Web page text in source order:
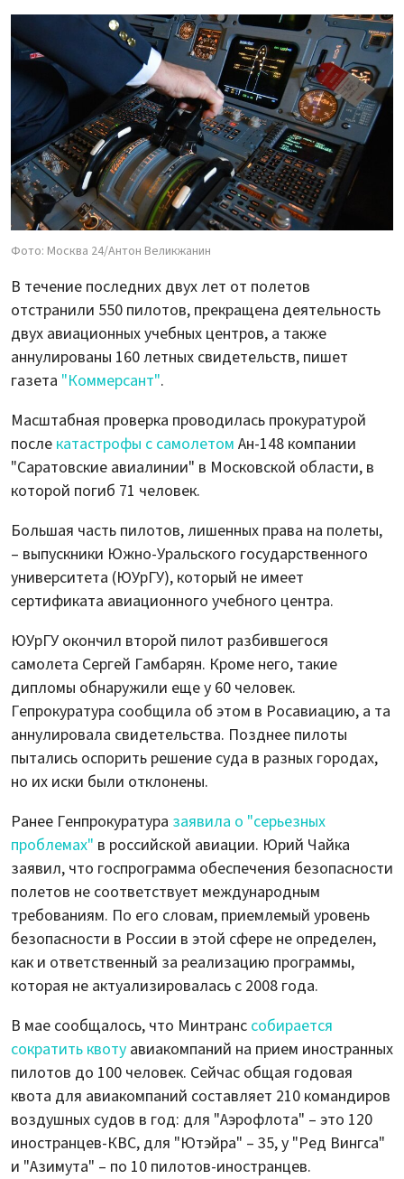
Фото: Москва 24/Антон Великжанин
В течение последних двух лет от полетов
отстранили 550 пилотов, прекращена деятельность
двух авиационных учебных центров, а также
аннулированы 160 летных свидетельств, пишет
газета "Коммерсант".
Масштабная проверка проводилась прокуратурой
после катастрофы с самолетом Ан-148 компании
"Саратовские авиалинии" в Московской области, в
которой погиб 71 человек.
Большая часть пилотов, лишенных права на полеты,
– выпускники Южно-Уральского государственного
университета (ЮУрГУ), который не имеет
сертификата авиационного учебного центра.
ЮУрГУ окончил второй пилот разбившегося
самолета Сергей Гамбарян. Кроме него, такие
дипломы обнаружили еще у 60 человек.
Гепрокуратура сообщила об этом в Росавиацию, а та
аннулировала свидетельства. Позднее пилоты
пытались оспорить решение суда в разных городах,
но их иски были отклонены.
Ранее Генпрокуратура заявила о "серьезных
проблемах" в российской авиации. Юрий Чайка
заявил, что госпрограмма обеспечения безопасности
полетов не соответствует международным
требованиям. По его словам, приемлемый уровень
безопасности в России в этой сфере не определен,
как и ответственный за реализацию программы,
которая не актуализировалась с 2008 года.
В мае сообщалось, что Минтранс собирается
сократить квоту авиакомпаний на прием иностранных
пилотов до 100 человек. Сейчас общая годовая
квота для авиакомпаний составляет 210 командиров
воздушных судов в год: для "Аэрофлота" – это 120
иностранцев-КВС, для "Ютэйра" – 35, у "Ред Вингса"
и "Азимута" – по 10 пилотов-иностранцев.